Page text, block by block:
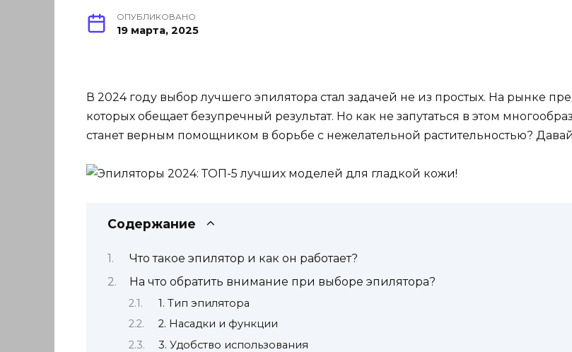
ОПУБЛИКОВАНО
19 марта, 2025
В 2024 году выбор лучшего эпилятора стал задачей не из простых. На рынке
которых обещает безупречный результат. Но как не запутаться в этом
станет верным помощником в борьбе с нежелательной растительностью?
Содержание
Что такое эпилятор и как он работает?
На что обратить внимание при выборе эпилятора?
1. Тип эпилятора
2. Насадки и функции
3. Удобство использования